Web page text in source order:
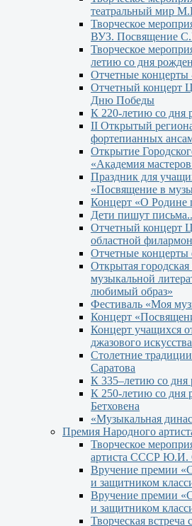
театральный мир
Творческое
ВУЗ. Посвящение
Творческое
летию со дня
Отчетные концерты
Отчетный
Дню Победы
К 220-летию со
II Открытый
фортепианных
Открытие
«Академия
Праздник для
«Посвящение в
Концерт «О
Дети пишут
Отчетный концерт
областной
Отчетные концерты
Открытая
музыкальной
любимый образ»
Фестиваль «Моя
Концерт
Концерт учащихся
джазового искусства
Столетние
Саратова
К 335–летию со
К 250-летию со дня
Бетховена
«Музыкальная
Премия Народного
Творческое
артиста СССР Ю.И.
Вручение премии
и защитником
Вручение премии
и защитником
Творческая